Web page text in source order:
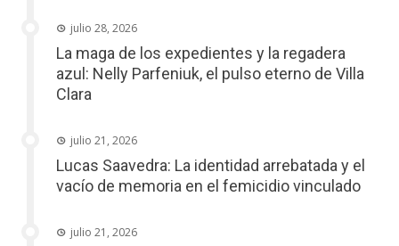
julio 28, 2026
La maga de los expedientes y la regadera
azul: Nelly Parfeniuk, el pulso eterno de Villa
Clara
julio 21, 2026
Lucas Saavedra: La identidad arrebatada y el
vacío de memoria en el femicidio vinculado
julio 21, 2026